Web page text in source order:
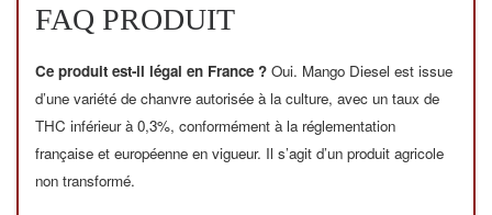
FAQ PRODUIT
Ce produit est-il légal en France ? Oui. Mango Diesel est issue
d’une variété de chanvre autorisée à la culture, avec un taux de
THC inférieur à 0,3%, conformément à la réglementation
française et européenne en vigueur. Il s’agit d’un produit agricole
non transformé.